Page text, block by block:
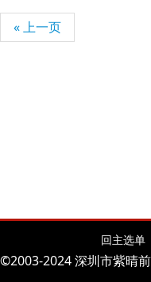
« 上一页
回主选
©2003-2024 深圳市紫晴